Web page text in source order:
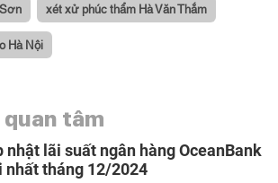
xét xử phúc thẩm Hà Văn Thắm
Hà Nội
quan tâm
nhật lãi suất ngân hàng OceanBank
nhất tháng 12/2024